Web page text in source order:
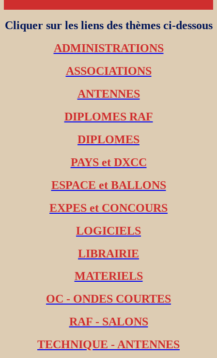
Cliquer sur les liens des thèmes ci-dessous
ADMINISTRATIONS
ASSOCIATIONS
ANTENNES
DIPLOMES RAF
DIPLOMES
PAYS et DXCC
ESPACE et BALLONS
EXPES et CONCOURS
LOGICIELS
LIBRAIRIE
MATERIELS
OC - ONDES COURTES
RAF - SALONS
TECHNIQUE - ANTENNES